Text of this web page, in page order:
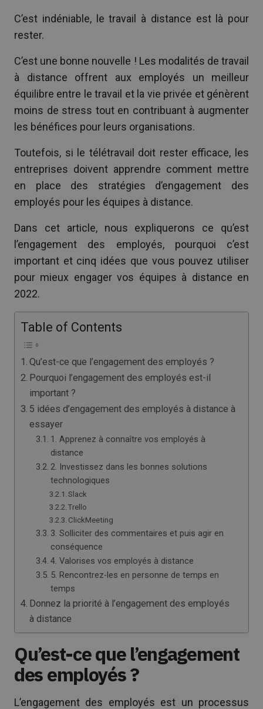
C’est indéniable, le travail à distance est là pour
rester.
C’est une bonne nouvelle ! Les modalités de travail
à distance offrent aux employés un meilleur
équilibre entre le travail et la vie privée et génèrent
moins de stress tout en contribuant à augmenter
les bénéfices pour leurs organisations.
Toutefois, si le télétravail doit rester efficace, les
entreprises doivent apprendre comment mettre
en place des stratégies d’engagement des
employés pour les équipes à distance.
Dans cet article, nous expliquerons ce qu’est
l’engagement des employés, pourquoi c’est
important et cinq idées que vous pouvez utiliser
pour mieux engager vos équipes à distance en
2022.
Table of Contents
Qu’est-ce que l’engagement des employés ?
Pourquoi l’engagement des employés est-il
important ?
5 idées d’engagement des employés à distance à
essayer
1. Apprenez à connaître vos employés à
distance
2. Investissez dans les bonnes solutions
technologiques
Slack
Trello
ClickMeeting
3. Solliciter des commentaires et puis agir en
conséquence
4. Valorises vos employés à distance
5. Rencontrez-les en personne de temps en
temps
Donnez la priorité à l’engagement des employés
à distance
Qu’est-ce que l’engagement
des employés ?
L’engagement des employés est un processus